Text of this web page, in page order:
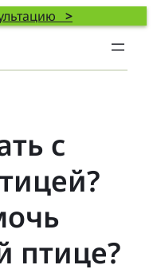
>
с
птице?